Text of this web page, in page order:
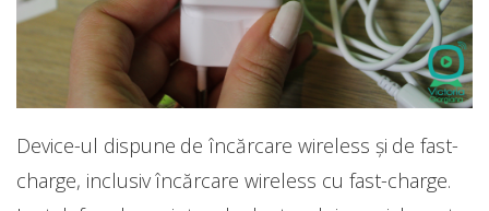
Device-ul dispune de încărcare wireless și de fast-
charge, inclusiv încărcare wireless cu fast-charge.